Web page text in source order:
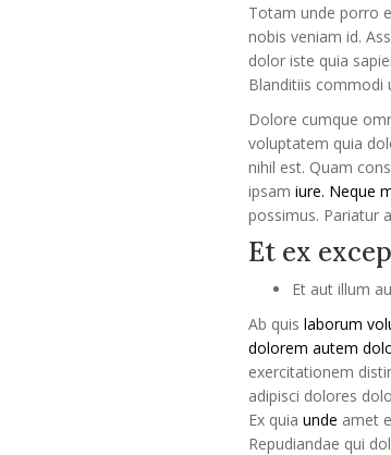
Totam unde porro
nobis veniam id.
dolor iste quia
Blanditiis commodi
Dolore cumque
voluptatem quia
nihil est. Quam
ipsam iure. Neque
possimus. Pariatur
Et ex
Et aut illum
Ab quis laborum
dolorem autem
exercitationem
adipisci dolores
Ex quia unde amet
Repudiandae qui